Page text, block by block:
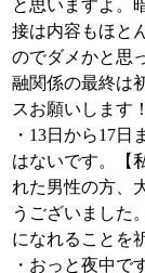
と思いますよ。
接は内容もほと
のでダメかと思
融関係の最終は
スお願いします
・13日から17
はないです。【
れた男性の方、
うございました
になれることを
・おっと夜中で